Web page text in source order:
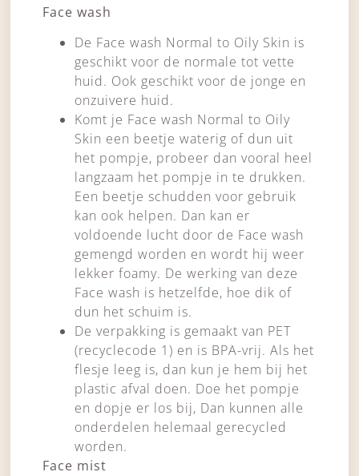
Face wash
De Face wash Normal to Oily Skin is
geschikt voor de normale tot vette
huid. Ook geschikt voor de jonge en
onzuivere huid.
Komt je Face wash Normal to Oily
Skin een beetje waterig of dun uit
het pompje, probeer dan vooral heel
langzaam het pompje in te drukken.
Een beetje schudden voor gebruik
kan ook helpen. Dan kan er
voldoende lucht door de Face wash
gemengd worden en wordt hij weer
lekker foamy. De werking van deze
Face wash is hetzelfde, hoe dik of
dun het schuim is.
De verpakking is gemaakt van PET
(recyclecode 1) en is BPA-vrij. Als het
flesje leeg is, dan kun je hem bij het
plastic afval doen. Doe het pompje
en dopje er los bij, Dan kunnen alle
onderdelen helemaal gerecycled
worden.
Face mist